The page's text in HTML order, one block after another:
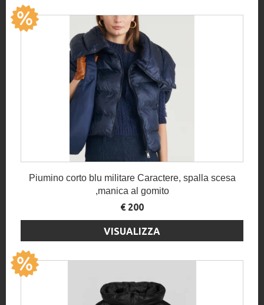
Piumino corto blu militare Caractere, spalla scesa
,manica al gomito
€ 200
VISUALIZZA